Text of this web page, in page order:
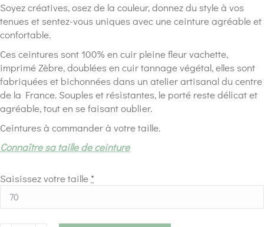
Soyez créatives, osez de la couleur, donnez du style à vos
tenues et sentez-vous uniques avec une ceinture agréable et
confortable.
Ces ceintures sont 100% en cuir pleine fleur vachette,
imprimé Zèbre, doublées en cuir tannage végétal, elles sont
fabriquées et bichonnées dans un atelier artisanal du centre
de la France. Souples et résistantes, le porté reste délicat et
agréable, tout en se faisant oublier.
Ceintures à commander à votre taille.
Connaître sa taille de ceinture
Saisissez votre taille *